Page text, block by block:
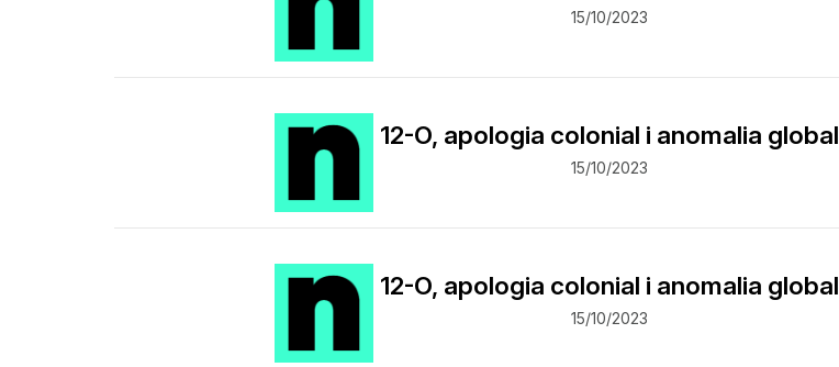
15/10/2023
12-O, apologia colonial i anomalia global
15/10/2023
12-O, apologia colonial i anomalia global
15/10/2023